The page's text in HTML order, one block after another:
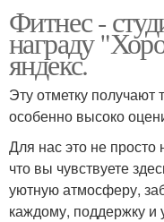
Фитнес -
награду
яндекс.
Эту отметку получают
особенно высоко
Для нас это не просто
что вы чувствуете
уютную атмосферу,
каждому, поддержку и